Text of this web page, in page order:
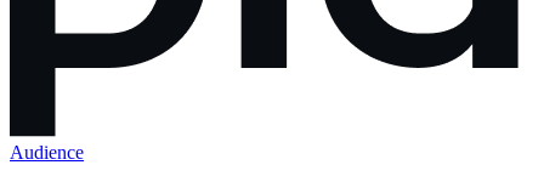
Audience